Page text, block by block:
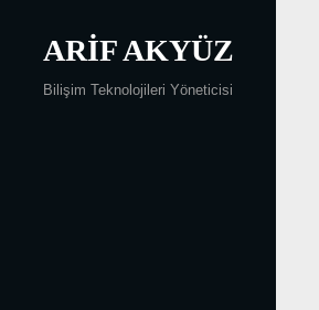
content
ARIF AKYÜZ
Bilişim Teknolojileri Yöneticisi